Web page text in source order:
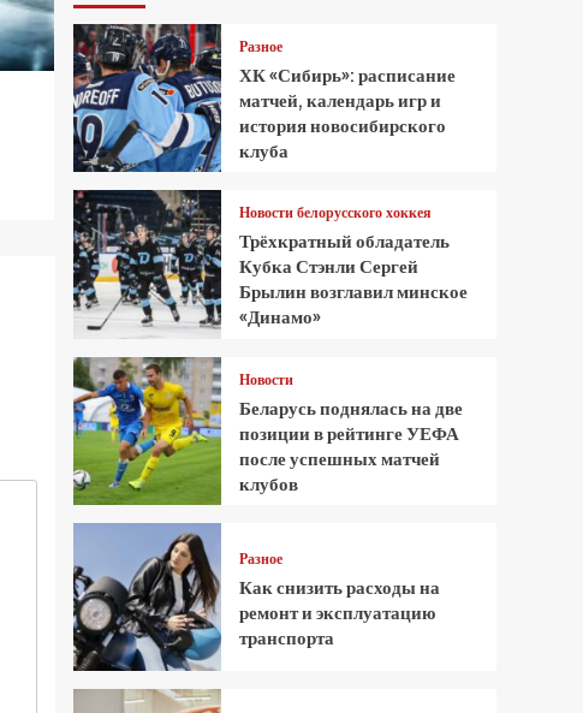
Разное
ХК «Сибирь»: расписание
матчей, календарь игр и
история новосибирского
клуба
Новости белорусского хоккея
Трёхкратный обладатель
Кубка Стэнли Сергей
Брылин возглавил минское
«Динамо»
Новости
Беларусь поднялась на две
позиции в рейтинге УЕФА
после успешных матчей
клубов
Разное
Как снизить расходы на
ремонт и эксплуатацию
транспорта